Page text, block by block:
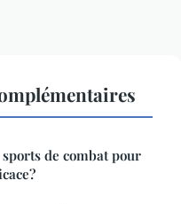
de combat pour